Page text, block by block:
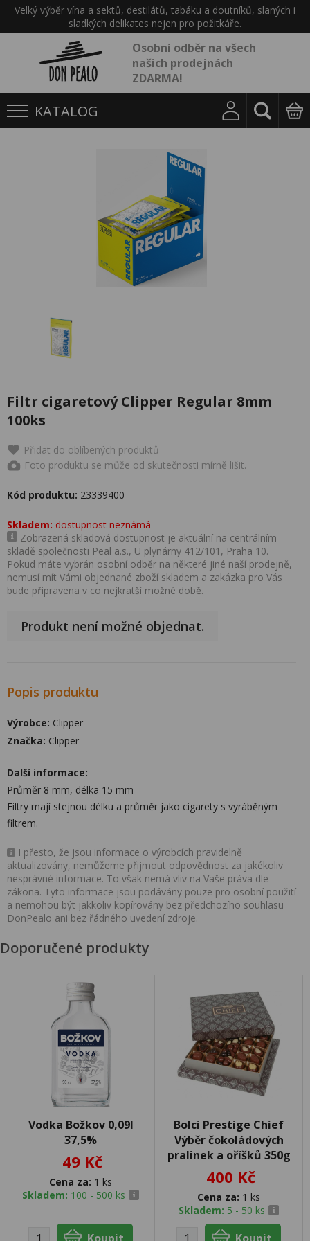
Velký výběr vína a sektů, destilátů, tabáku a doutníků, slaných i
sladkých delikates nejen pro požitkáře.
Osobní odběr na všech
našich prodejnách
ZDARMA!
KATALOG
Filtr cigaretový Clipper Regular 8mm
100ks
Přidat do oblíbených produktů
Foto produktu se může od skutečnosti mírně lišit.
Kód produktu: 23339400
Skladem: dostupnost neznámá
Zobrazená skladová dostupnost je aktuální na centrálním
skladě společnosti Peal a.s., U plynárny 412/101, Praha 10.
Pokud máte vybrán osobní odběr na některé jiné naší prodejně,
nemusí mít Vámi objednané zboží skladem a zakázka pro Vás
bude připravena v co nejkratší možné době.
Produkt není možné objednat.
Popis produktu
Výrobce: Clipper
Značka: Clipper
Další informace:
Průměr 8 mm, délka 15 mm
Filtry mají stejnou délku a průměr jako cigarety s vyráběným
filtrem.
I přesto, že jsou informace o výrobcích pravidelně
aktualizovány, nemůžeme přijmout odpovědnost za jakékoliv
nesprávné informace. To však nemá vliv na Vaše práva dle
zákona. Tyto informace jsou podávány pouze pro osobní použití
a nemohou být jakkoliv kopírovány bez předchozího souhlasu
DonPealo ani bez řádného uvedení zdroje.
Doporučené produkty
Vodka Božkov 0,09l
37,5%
49 Kč
Cena za: 1 ks
Skladem: 100 - 500 ks
Bolci Prestige Chief
Výběr čokoládových
pralinek a oříšků 350g
400 Kč
Cena za: 1 ks
Skladem: 5 - 50 ks